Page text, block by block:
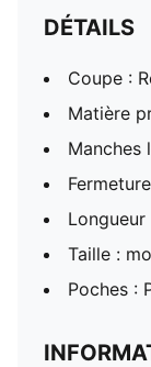
DÉTAILS
Coupe :
Matière
Manches
Longueur
Taille :
Poches :